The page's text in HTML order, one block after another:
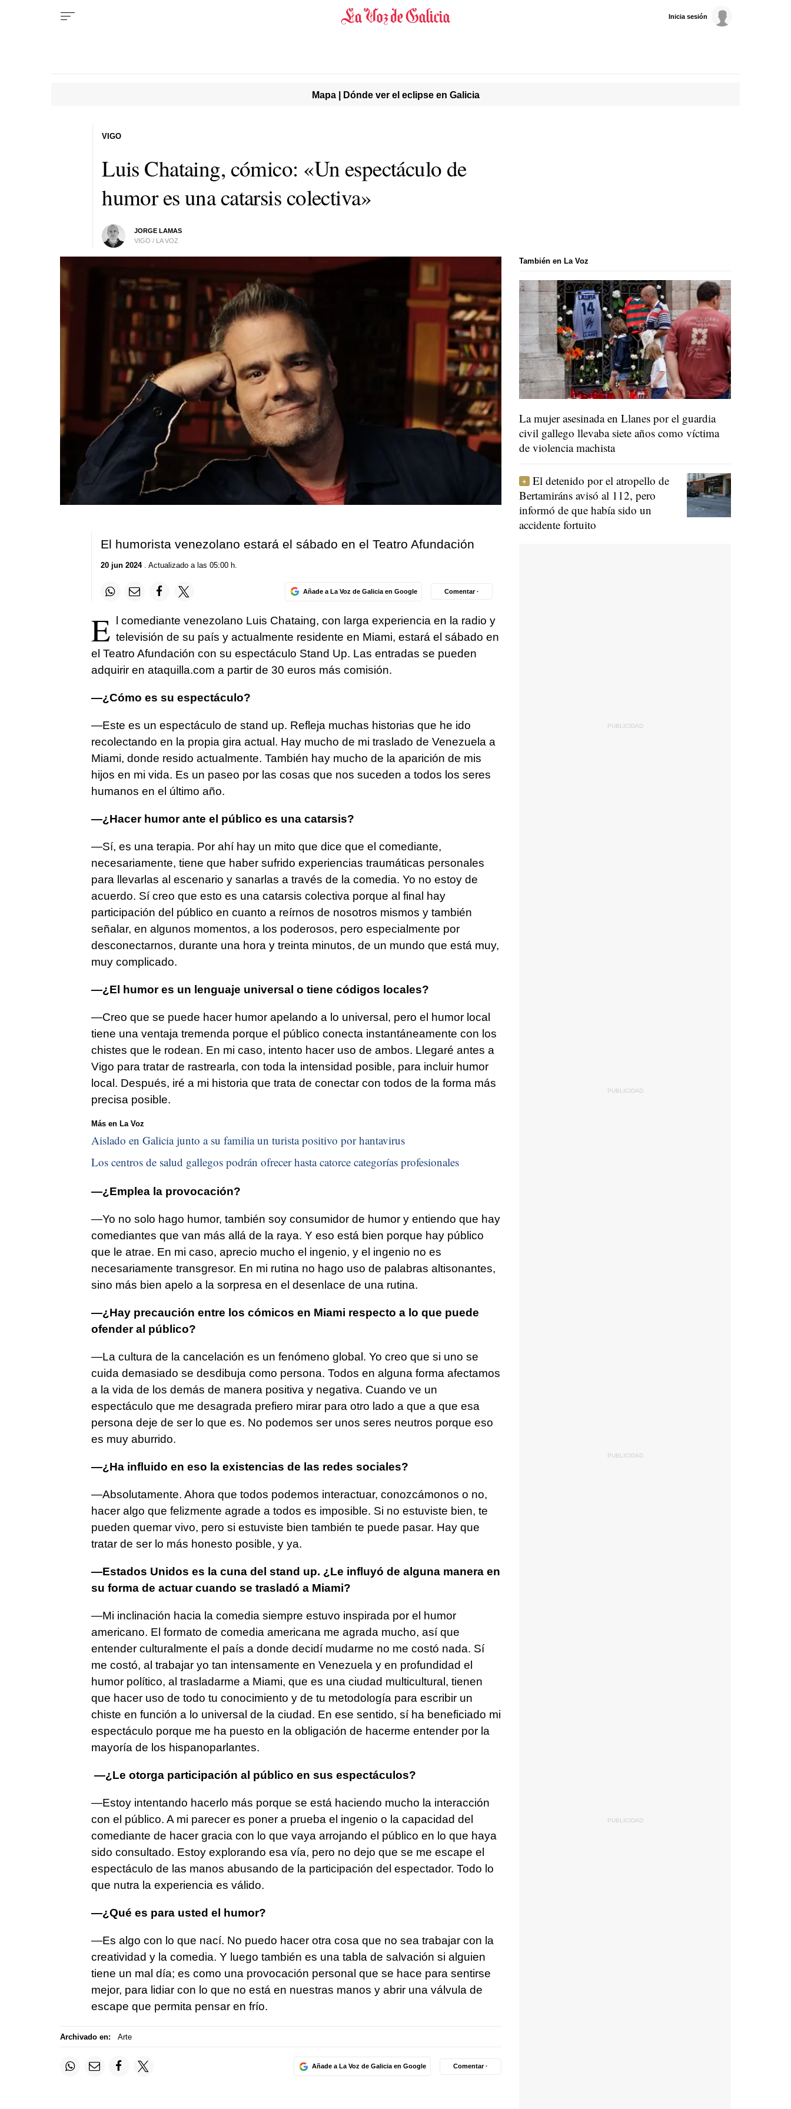
Inicia sesión
Mapa | Dónde ver el eclipse en Galicia
Luis Chataing, cómico: «Un espectáculo de
humor es una catarsis colectiva»
JORGE LAMAS
VIGO / LA VOZ
VIGO
El humorista venezolano estará el sábado en el Teatro Afundación
20 jun 2024. Actualizado a las 05:00 h.
Añade a La Voz de Galicia en Google Comentar ·
E
l comediante venezolano Luis Chataing, con larga experiencia en la radio y
televisión de su país y actualmente residente en Miami, estará el sábado en
el Teatro Afundación con su espectáculo Stand Up. Las entradas se pueden
adquirir en ataquilla.com a partir de 30 euros más comisión.
—¿Cómo es su espectáculo?
—Este es un espectáculo de stand up. Refleja muchas historias que he ido
recolectando en la propia gira actual. Hay mucho de mi traslado de Venezuela a
Miami, donde resido actualmente. También hay mucho de la aparición de mis
hijos en mi vida. Es un paseo por las cosas que nos suceden a todos los seres
humanos en el último año.
—¿Hacer humor ante el público es una catarsis?
—Sí, es una terapia. Por ahí hay un mito que dice que el comediante,
necesariamente, tiene que haber sufrido experiencias traumáticas personales
para llevarlas al escenario y sanarlas a través de la comedia. Yo no estoy de
acuerdo. Sí creo que esto es una catarsis colectiva porque al final hay
participación del público en cuanto a reírnos de nosotros mismos y también
señalar, en algunos momentos, a los poderosos, pero especialmente por
desconectarnos, durante una hora y treinta minutos, de un mundo que está muy,
muy complicado.
—¿El humor es un lenguaje universal o tiene códigos locales?
—Creo que se puede hacer humor apelando a lo universal, pero el humor local
tiene una ventaja tremenda porque el público conecta instantáneamente con los
chistes que le rodean. En mi caso, intento hacer uso de ambos. Llegaré antes a
Vigo para tratar de rastrearla, con toda la intensidad posible, para incluir humor
local. Después, iré a mi historia que trata de conectar con todos de la forma más
precisa posible.
Más en La Voz
Aislado en Galicia junto a su familia un turista positivo por hantavirus
Los centros de salud gallegos podrán ofrecer hasta catorce categorías profesionales
—¿Emplea la provocación?
—Yo no solo hago humor, también soy consumidor de humor y entiendo que hay
comediantes que van más allá de la raya. Y eso está bien porque hay público
que le atrae. En mi caso, aprecio mucho el ingenio, y el ingenio no es
necesariamente transgresor. En mi rutina no hago uso de palabras altisonantes,
sino más bien apelo a la sorpresa en el desenlace de una rutina.
—¿Hay precaución entre los cómicos en Miami respecto a lo que puede
ofender al público?
—La cultura de la cancelación es un fenómeno global. Yo creo que si uno se
cuida demasiado se desdibuja como persona. Todos en alguna forma afectamos
a la vida de los demás de manera positiva y negativa. Cuando ve un
espectáculo que me desagrada prefiero mirar para otro lado a que a que esa
persona deje de ser lo que es. No podemos ser unos seres neutros porque eso
es muy aburrido.
—¿Ha influido en eso la existencias de las redes sociales?
—Absolutamente. Ahora que todos podemos interactuar, conozcámonos o no,
hacer algo que felizmente agrade a todos es imposible. Si no estuviste bien, te
pueden quemar vivo, pero si estuviste bien también te puede pasar. Hay que
tratar de ser lo más honesto posible, y ya.
—Estados Unidos es la cuna del stand up. ¿Le influyó de alguna manera en
su forma de actuar cuando se trasladó a Miami?
—Mi inclinación hacia la comedia siempre estuvo inspirada por el humor
americano. El formato de comedia americana me agrada mucho, así que
entender culturalmente el país a donde decidí mudarme no me costó nada. Sí
me costó, al trabajar yo tan intensamente en Venezuela y en profundidad el
humor político, al trasladarme a Miami, que es una ciudad multicultural, tienen
que hacer uso de todo tu conocimiento y de tu metodología para escribir un
chiste en función a lo universal de la ciudad. En ese sentido, sí ha beneficiado mi
espectáculo porque me ha puesto en la obligación de hacerme entender por la
mayoría de los hispanoparlantes.
—¿Le otorga participación al público en sus espectáculos?
—Estoy intentando hacerlo más porque se está haciendo mucho la interacción
con el público. A mi parecer es poner a prueba el ingenio o la capacidad del
comediante de hacer gracia con lo que vaya arrojando el público en lo que haya
sido consultado. Estoy explorando esa vía, pero no dejo que se me escape el
espectáculo de las manos abusando de la participación del espectador. Todo lo
que nutra la experiencia es válido.
—¿Qué es para usted el humor?
—Es algo con lo que nací. No puedo hacer otra cosa que no sea trabajar con la
creatividad y la comedia. Y luego también es una tabla de salvación si alguien
tiene un mal día; es como una provocación personal que se hace para sentirse
mejor, para lidiar con lo que no está en nuestras manos y abrir una válvula de
escape que permita pensar en frío.
Archivado en: Arte
Añade a La Voz de Galicia en Google Comentar ·
También en La Voz
La mujer asesinada en Llanes por el guardia
civil gallego llevaba siete años como víctima
de violencia machista
El detenido por el atropello de
Bertamiráns avisó al 112, pero
informó de que había sido un
accidente fortuito